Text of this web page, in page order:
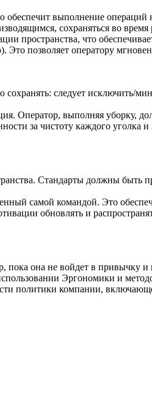
выполнение
сохраняться во
пространства, что
Это позволяет оператору
следует исключить/
Оператор, выполняя уборку,
за чистоту каждого
Стандарты должны
самой командой. Это
обновлять и
она не войдет в привычку и
Эргономики и
политики компании,